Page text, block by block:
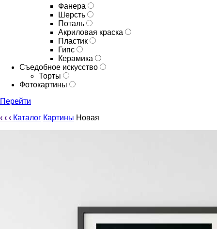
Фанера
Шерсть
Поталь
Акриловая краска
Пластик
Гипс
Керамика
Съедобное искусство
Торты
Фотокартины
Перейти
‹ ‹ ‹ Каталог Картины Новая